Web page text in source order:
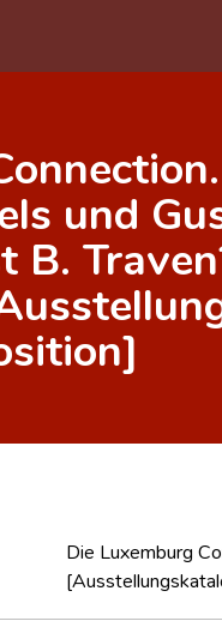
und
B.
Die Luxemburg